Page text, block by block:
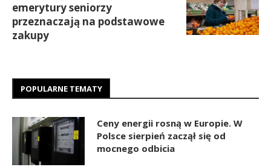
emerytury seniorzy
przeznaczają na podstawowe
zakupy
POPULARNE TEMATY
Ceny energii rosną w Europie. W
Polsce sierpień zaczął się od
mocnego odbicia